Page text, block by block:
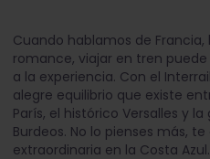
Cuando hablamos de
romance, viajar en tren
a la experiencia. Con el
alegre equilibrio que existe
París, el histórico Versalles y
Burdeos. No lo pienses más,
extraordinaria en la Costa Azul.